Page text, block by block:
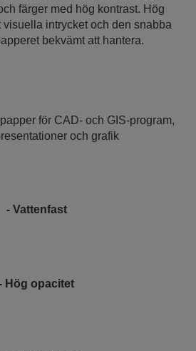
färger med hög kontrast. Hög
intrycket och den snabba
bekvämt att hantera.
för CAD- och GIS-program,
och grafik
- Vattenfast
Hög opacitet